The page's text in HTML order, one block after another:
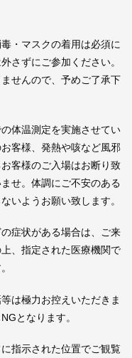
・マスクの着用は必須に
さずにご参加ください。
せんので、予めご了承下
体温測定を実施させてい
客様、発熱や咳など風邪
客様のご入場はお断り致
せ。体調にご不安のある
いようお願い致します。
症状がある場合は、ご来
、指定された医療機関で
は極力お控えいただきま
となります。
指示された位置でご観覧